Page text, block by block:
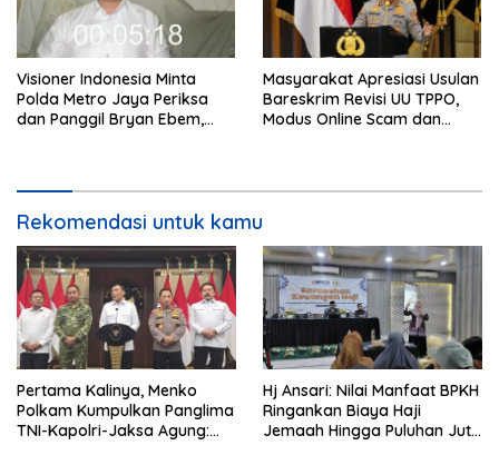
Visioner Indonesia Minta
Polda Metro Jaya Periksa
dan Panggil Bryan Ebem,
Masyarakat Apresiasi Usulan
Bareskrim Revisi UU TPPO,
Modus Online Scam dan
Rekomendasi untuk kamu
Pertama Kalinya, Menko
Polkam Kumpulkan Panglima
TNI-Kapolri-Jaksa Agung:
Hj Ansari: Nilai Manfaat BPKH
Ringankan Biaya Haji
Jemaah Hingga Puluhan Juta